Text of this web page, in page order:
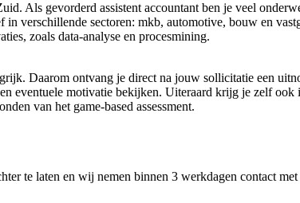
Als gevorderd assistent accountant ben je veel
verschillende sectoren: mkb, automotive, bouw en
zoals data-analyse en procesmining.
Daarom ontvang je direct na jouw sollicitatie een
eventuele motivatie bekijken. Uiteraard krijg je zelf
van het game-based assessment.
te laten en wij nemen binnen 3 werkdagen contact